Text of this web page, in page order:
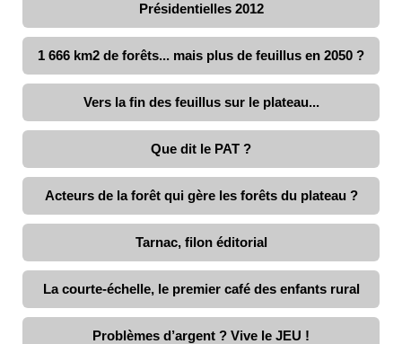
Présidentielles 2012
1 666 km2 de forêts... mais plus de feuillus en 2050 ?
Vers la fin des feuillus sur le plateau...
Que dit le PAT ?
Acteurs de la forêt qui gère les forêts du plateau ?
Tarnac, filon éditorial
La courte-échelle, le premier café des enfants rural
Problèmes d’argent ? Vive le JEU !